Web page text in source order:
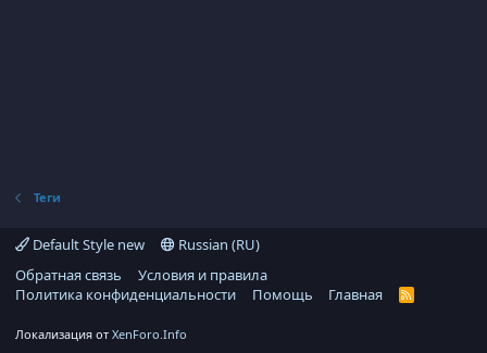
Теги
Default Style new
Russian (RU)
Обратная связь
Условия и правила
Политика конфиденциальности
Помощь Главная
R
Локализация от XenForo.Info